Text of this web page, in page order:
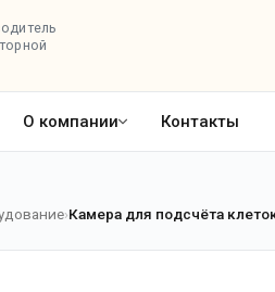
О компании Контакты
Камера для подсчёта